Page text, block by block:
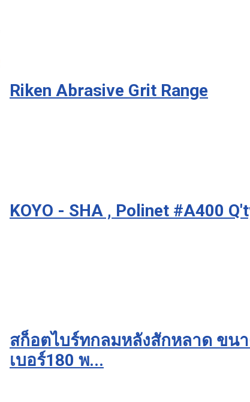
Riken Abrasive Grit Range
KOYO - SHA , Polinet #A400
สก็อตไบร์ทกลมหลังสักหลาด ขน
เบอร์180 พ...